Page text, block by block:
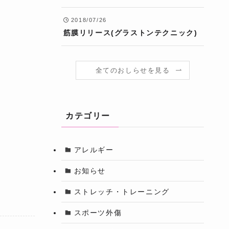
2018/07/26
筋膜リリース(グラストンテクニック)
全てのおしらせを見る
カテゴリー
アレルギー
お知らせ
ストレッチ・トレーニング
スポーツ外傷